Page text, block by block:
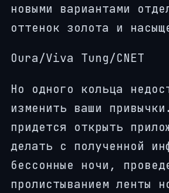
новыми вариантами
оттенок золота и
Oura/Viva Tung/CNET
Но одного кольца
изменить ваши
придется открыть
делать с полученной
бессонные ночи,
пролистыванием ленты